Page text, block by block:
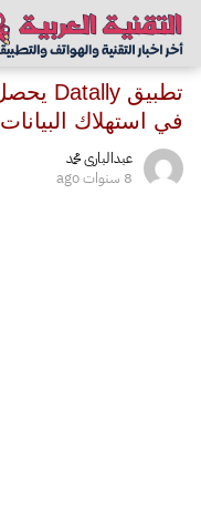
في استهلاك البيانات
عبدالبارى محمد
8 سنوات ago